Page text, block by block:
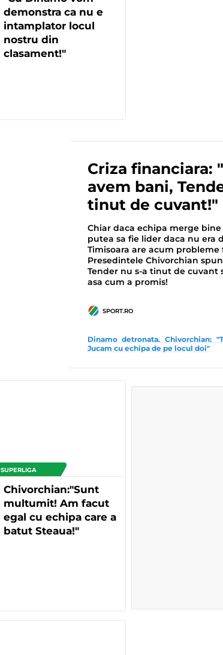
demonstra ca nu e
intamplator locul
nostru din
clasament!"
Criza financiara:
avem bani,
tinut de cuvant!"
Chiar daca echipa merge
putea sa fie lider daca nu era
Timisoara are acum probleme
Presedintele Chivorchian
Tender nu s-a tinut de cuvant
asa cum a promis!
SPORT.RO
Dinamo detronata. Chivorchian:
Jucam cu echipa de pe locul doi"
SUPERLIGA
Chivorchian:"Sunt
multumit! Am facut
egal cu echipa care a
batut Steaua!"